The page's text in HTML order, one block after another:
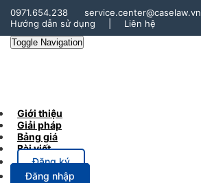
0971.654.238
service.center@caselaw.vn
Hướng dẫn sử dụng
Liên hệ
Toggle Navigation
Giới thiệu
Giải pháp
Bảng giá
Bài viết
Đăng ký
Đăng nhập